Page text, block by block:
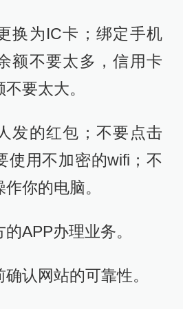
换为IC卡；绑定手机
额不要太多，信用卡
要太大。
发的红包；不要点击
使用不加密的wifi；不
你的电脑。
APP办理业务。
认网站的可靠性。